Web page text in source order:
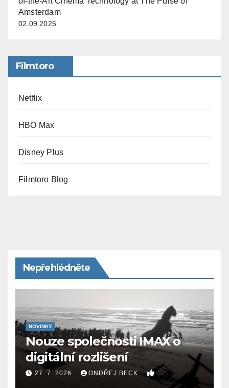
Amsterdam
02.09.2025
Filmtoro
Netflix
HBO Max
Disney Plus
Filmtoro Blog
Nepřehlédněte
NOVINKY
Nouze společnosti IMAX o
digitální rozlišení
27. 7. 2026 ONDŘEJ BECK 0